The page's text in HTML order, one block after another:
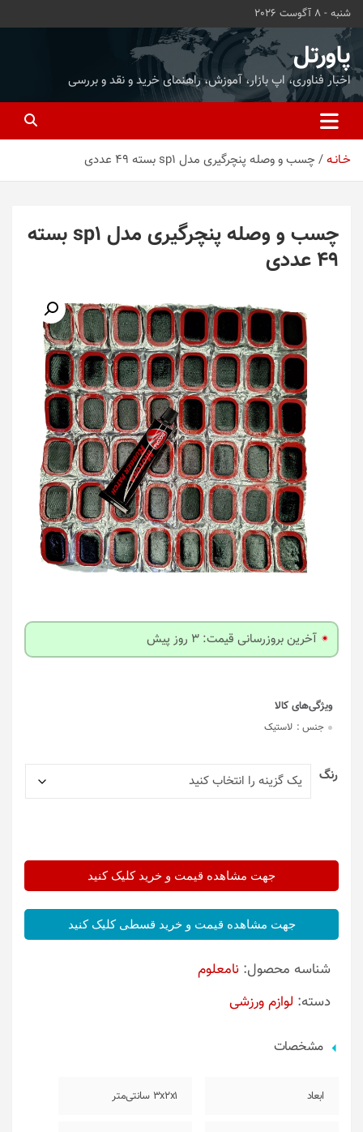
محتوا
بروید
شنبه - 8 آگوست 2026
پاورتل
اخبار فناوری، اپ بازار، آموزش، راهنمای خرید و نقد و بررسی
خـانـه چسب و وصله پنچرگیری مدل sp1 بسته 49 عددی
چسب و وصله پنچرگیری مدل sp1 بسته
49 عددی
آخرین بروزرسانی قیمت: 3 روز پیش
جنس : لاستیک
رنگ
جهت مشاهده قیمت و خرید کلیک کنید
جهت مشاهده قیمت و خرید قسطی کلیک کنید
شناسه محصول: نامعلوم
دسته: لوازم ورزشی
مشخصات
ابعاد 3x2x1 سانتی‌متر